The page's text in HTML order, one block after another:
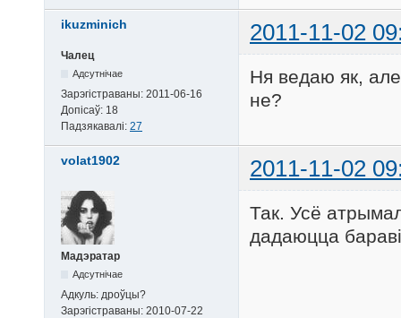
ikuzminich 2011-11-02
Чалец
Адсутнічае
Зарэгістраваны: 2011-06-16
Допісаў: 18
Падзякавалі: 27
Ня ведаю як,
не?
volat1902 2011-11-02
Мадэратар
Адсутнічае
Адкуль: дроўцы?
Зарэгістраваны: 2010-07-22
Так. Усё
дадаюцца